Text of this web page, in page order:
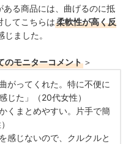
る商品には、曲げるのに抵
してこちらは柔軟性が高く反
じました。
のモニターコメント ＞
がってくれた。特に不便に
じた」（20代女性）
くまとめやすい。片手で簡
感じないので、クルクルと